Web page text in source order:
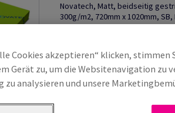
Novatech, Matt, beidseitig
300g/m2, 720mm x 1020mm,
FSC Mix Credit
Produktinformation
Cookies akzeptieren“ klicken, stimmen
Gerät zu, um die Websitenavigation zu
zu analysieren und unsere